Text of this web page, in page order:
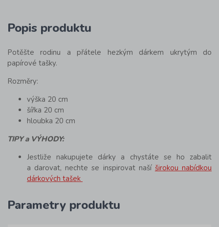
Popis produktu
Potěšte rodinu a přátele hezkým dárkem ukrytým do
papírové tašky.
Rozměry:
výška 20 cm
šířka 20 cm
hloubka 20 cm
TIPY a VÝHODY:
Jestliže nakupujete dárky a chystáte se ho zabalit
a darovat, nechte se inspirovat naší širokou nabídkou
dárkových tašek
Parametry produktu